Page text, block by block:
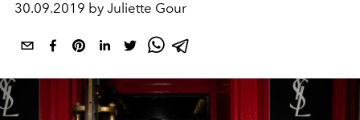
30.09.2019 by Juliette Gour